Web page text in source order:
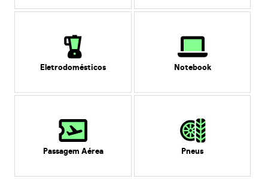
Eletrodomésticos Notebook
Passagem Aérea Pneus